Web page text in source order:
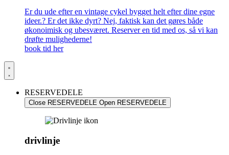
Er du ude efter en vintage cykel bygget helt efter dine egne
ideer.? Er det ikke dyrt? Nej, faktisk kan det gøres både
økonoimisk og ubesværet. Reserver en tid med os, så vi kan
drøfte mulighederne!
book tid her
RESERVEDELE
Close RESERVEDELE Open RESERVEDELE
drivlinje